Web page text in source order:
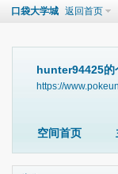
口袋大学城 返回首页
hunter94425的
https://
空间首页